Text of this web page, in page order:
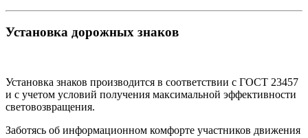
Установка дорожных знаков
Установка знаков производится в соответствии с ГОСТ 23457
и с учетом условий получения максимальной эффективности
световозвращения.
Заботясь об информационном комфорте участников движения